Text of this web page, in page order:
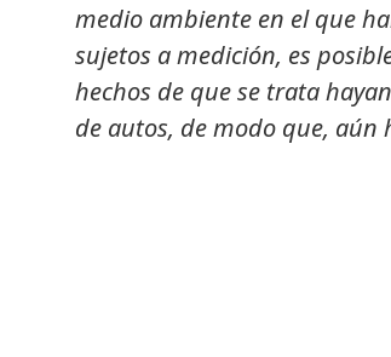
medio ambiente en el que
sujetos a medición, es
hechos de que se trata
de autos, de modo que, aún